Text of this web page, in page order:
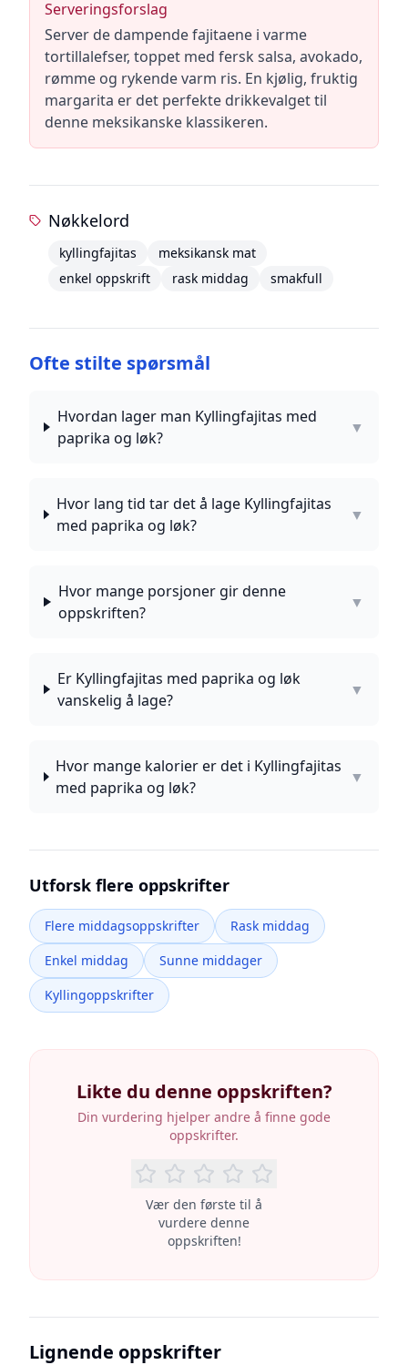
Serveringsforslag
Server de dampende fajitaene i varme
tortillalefser, toppet med fersk salsa, avokado,
rømme og rykende varm ris. En kjølig, fruktig
margarita er det perfekte drikkevalget til
denne meksikanske klassikeren.
Nøkkelord
kyllingfajitas
meksikansk mat
enkel oppskrift
rask middag smakfull
Ofte stilte spørsmål
Hvordan lager man Kyllingfajitas med
paprika og løk?
▼
Hvor lang tid tar det å lage Kyllingfajitas
med paprika og løk?
▼
Hvor mange porsjoner gir denne
oppskriften?
▼
Er Kyllingfajitas med paprika og løk
vanskelig å lage?
▼
Hvor mange kalorier er det i Kyllingfajitas
med paprika og løk?
▼
Utforsk flere oppskrifter
Flere middagsoppskrifter
Rask middag
Enkel middag
Sunne middager
Kyllingoppskrifter
Likte du denne oppskriften?
Din vurdering hjelper andre å finne gode
oppskrifter.
Vær den første til å
vurdere denne
oppskriften!
Lignende oppskrifter